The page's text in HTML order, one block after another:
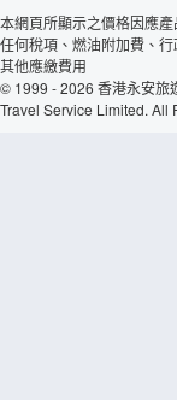
本網頁所顯示之價格因應
任何稅項、燃油附加費、
其他應繳費用
© 1999 - 2026 香港永安旅
Travel Service Limited. All